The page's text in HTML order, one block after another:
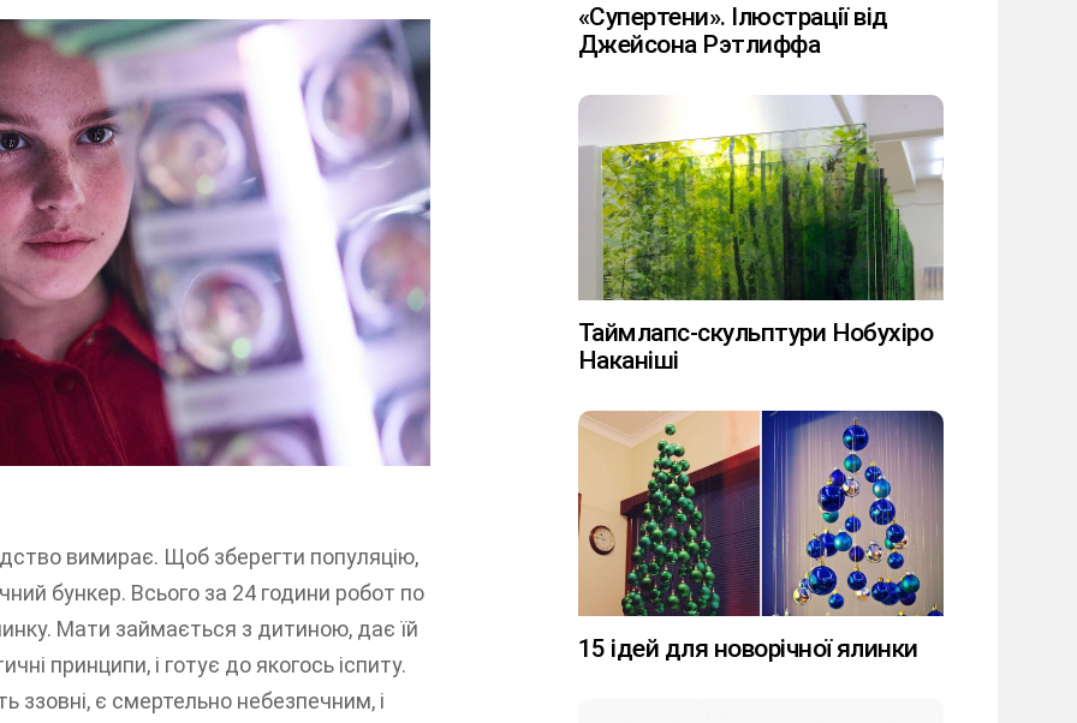
вимирає. Щоб зберегти популяцію,
бункер. Всього за 24 години робот по
Мати займається з дитиною, дає їй
принципи, і готує до якогось іспиту.
ззовні, є смертельно небезпечним, і
«Супертени». Ілюстрації від
Джейсона Рэтлиффа
Таймлапс-скульптури Нобухіро
Наканіші
15 ідей для новорічної ялинки